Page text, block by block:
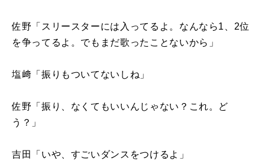
佐野「スリースターには入ってるよ。なんなら1、2位
を争ってるよ。でもまだ歌ったことないから」
塩﨑「振りもついてないしね」
佐野「振り、なくてもいいんじゃない？これ。ど
う？」
吉田「いや、すごいダンスをつけるよ」